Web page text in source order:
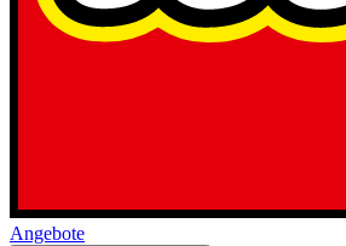
Angebote